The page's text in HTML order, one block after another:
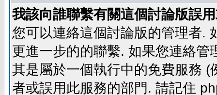
我該向誰聯繫有關這個討論版誤
您可以連絡這個討論版的管理者.
更進一步的的聯繫. 如果您連絡
其是屬於一個執行中的免費服務
者或誤用此服務的部門. 請記住